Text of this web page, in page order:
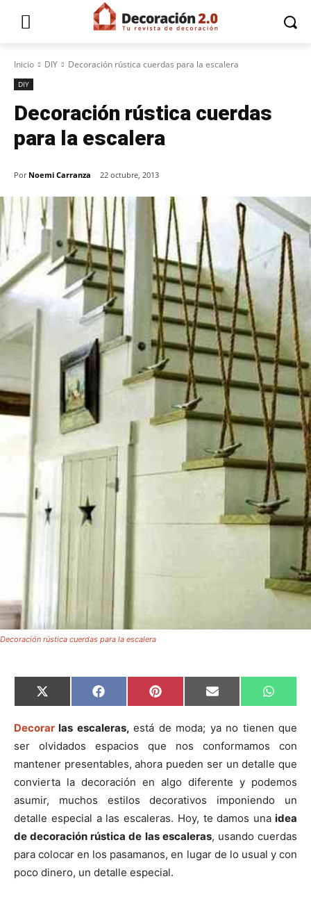
Inicio DIY Decoración rústica cuerdas para la escalera
DIY
Decoración rústica cuerdas
para la escalera
Por Noemi Carranza 22 octubre, 2013
Decoración rústica cuerdas para la escalera
C
o
p
r
i
r
e
n
X
(
w
t
t
e
r
)
C
o
p
r
i
r
e
n
F
a
e
o
o
k
C
o
p
r
i
r
e
n
P
i
t
r
e
s
t
C
o
p
r
i
r
e
n
E
m
i
C
o
p
i
r
e
n
W
h
A
p
Decorar las escaleras,está de moda; ya no tienen que
ser olvidados espacios que nos conformamos con
mantener presentables, ahora pueden ser un detalle que
convierta la decoración en algo diferente y podemos
asumir, muchos estilos decorativos imponiendo un
detalle especial a las escaleras. Hoy, te damos una idea
de decoración rústica de las escaleras, usando cuerdas
para colocar en los pasamanos, en lugar de lo usual y con
poco dinero, un detalle especial.